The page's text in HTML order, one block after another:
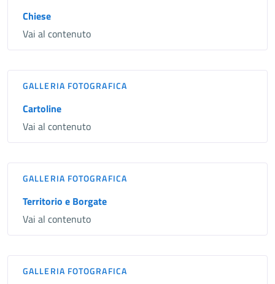
Chiese
Vai al contenuto
GALLERIA FOTOGRAFICA
Cartoline
Vai al contenuto
GALLERIA FOTOGRAFICA
Territorio e Borgate
Vai al contenuto
GALLERIA FOTOGRAFICA